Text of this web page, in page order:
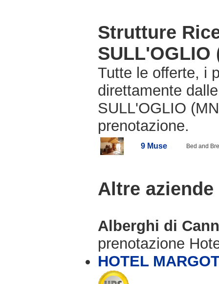
Strutture
SULL'OGLIO
Tutte le offerte, i
direttamente
SULL'OGLIO
prenotazione.
9 Muse Bed and
Altre
Alberghi di
prenotazione
HOTEL